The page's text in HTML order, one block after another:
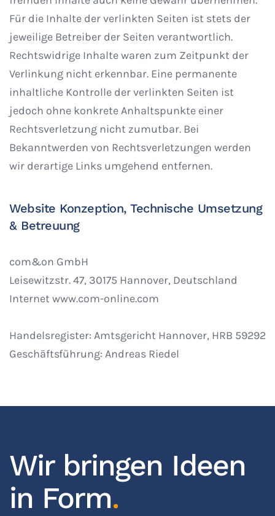
Für die Inhalte der verlinkten Seiten ist stets der
jeweilige Betreiber der Seiten verantwortlich.
Rechtswidrige Inhalte waren zum Zeitpunkt der
Verlinkung nicht erkennbar. Eine permanente
inhaltliche Kontrolle der verlinkten Seiten ist
jedoch ohne konkrete Anhaltspunkte einer
Rechtsverletzung nicht zumutbar. Bei
Bekanntwerden von Rechtsverletzungen werden
wir derartige Links umgehend entfernen.
Website Konzeption, Technische Umsetzung
& Betreuung
com&on GmbH
Leisewitzstr. 47, 30175 Hannover, Deutschland
Internet www.com-online.com
Handelsregister: Amtsgericht Hannover, HRB 59292
Geschäftsführung: Andreas Riedel
Wir bringen Ideen
in Form.